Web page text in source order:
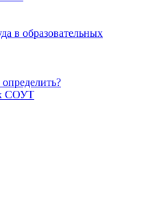
в образовательных
СОУТ